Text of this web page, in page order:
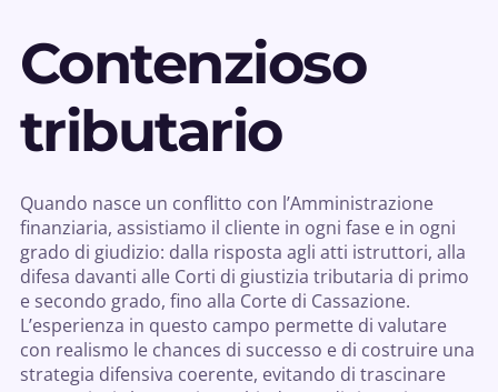
Contenzioso
tributario
Quando nasce un conflitto con l’Amministrazione
finanziaria, assistiamo il cliente in ogni fase e in ogni
grado di giudizio: dalla risposta agli atti istruttori, alla
difesa davanti alle Corti di giustizia tributaria di primo
e secondo grado, fino alla Corte di Cassazione.
L’esperienza in questo campo permette di valutare
con realismo le chances di successo e di costruire una
strategia difensiva coerente, evitando di trascinare